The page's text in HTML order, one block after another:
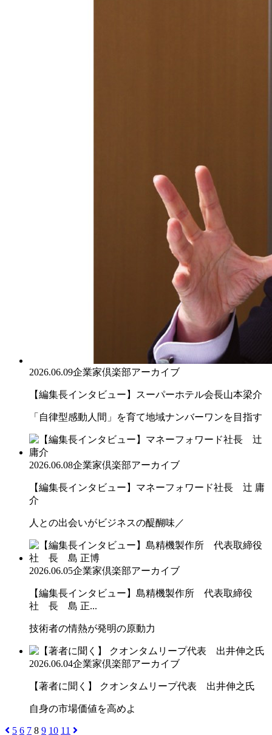
2026.06.09企業家倶楽部アーカイブ
【編集長インタビュー】スーパーホテル会長山本梁介
「自律型感動人間」を育て地域ナンバーワンを目指す
2026.06.08企業家倶楽部アーカイブ
【編集長インタビュー】マネーフォワード社長 辻 庸
介
人との出会いがビジネスの醍醐味／
2026.06.05企業家倶楽部アーカイブ
【編集長インタビュー】島精機製作所 代表取締役
社 長 島 正...
技術者の情熱が発明の原動力
2026.06.04企業家倶楽部アーカイブ
【著者に聞く】 クオンタムリープ代表 出井伸之氏
自身の市場価値を高めよ
5 6 7 8 9 10 11